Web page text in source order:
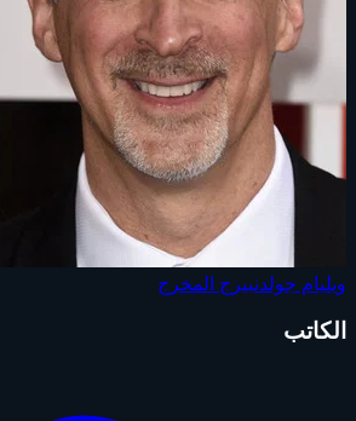
ويليام جولدنبيرج المخرج
الكاتب